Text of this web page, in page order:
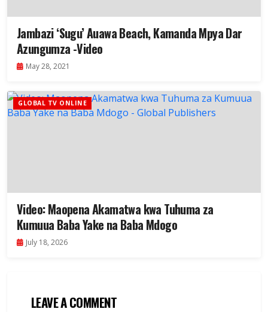
Jambazi ‘Sugu’ Auawa Beach, Kamanda Mpya Dar
Azungumza -Video
May 28, 2021
GLOBAL TV ONLINE
Video: Maopena Akamatwa kwa Tuhuma za
Kumuua Baba Yake na Baba Mdogo
July 18, 2026
LEAVE A COMMENT